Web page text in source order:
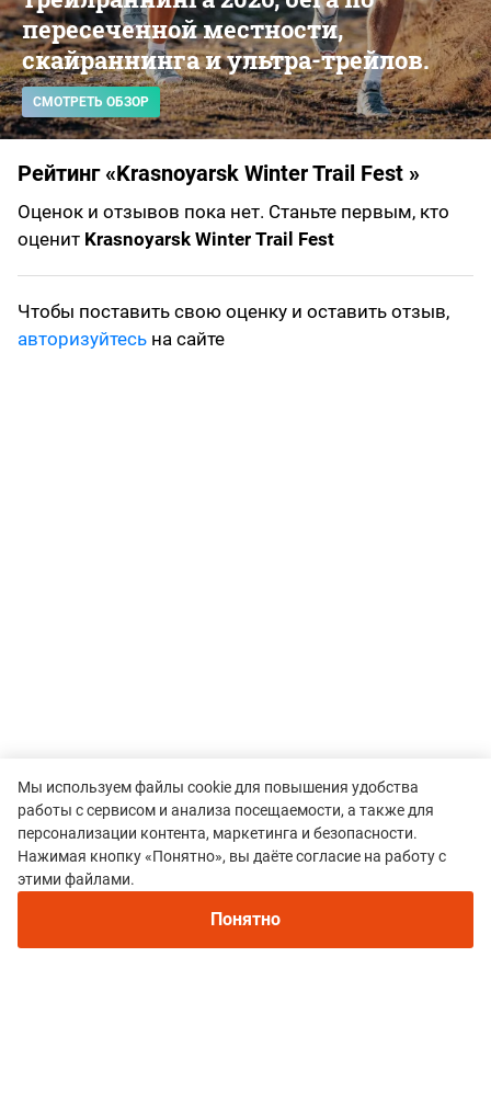
пересеченной местности,
скайраннинга и ультра-трейлов.
СМОТРЕТЬ ОБЗОР
Рейтинг «Krasnoyarsk Winter Trail Fest »
Оценок и отзывов пока нет. Станьте первым, кто
оценит Krasnoyarsk Winter Trail Fest
Чтобы поставить свою оценку и оставить отзыв,
авторизуйтесь на сайте
Все гонки
Рекомендуем
Непромокаемые кроссовки для бега зимой и
трейлраннинга 2026. Для города и
Мы используем файлы cookie для повышения удобства
работы с сервисом и анализа посещаемости, а также для
персонализации контента, маркетинга и безопасности.
Нажимая кнопку «Понятно», вы даёте согласие на работу с
этими файлами.
Понятно